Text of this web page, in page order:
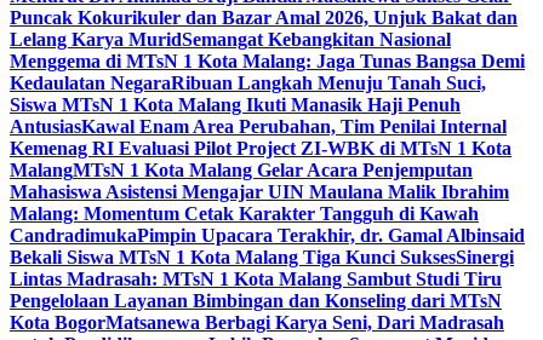
Puncak Kokurikuler dan Bazar Amal 2026, Unjuk Bakat dan
Lelang Karya MuridSemangat Kebangkitan Nasional
Menggema di MTsN 1 Kota Malang: Jaga Tunas Bangsa Demi
Kedaulatan NegaraRibuan Langkah Menuju Tanah Suci,
Siswa MTsN 1 Kota Malang Ikuti Manasik Haji Penuh
AntusiasKawal Enam Area Perubahan, Tim Penilai Internal
Kemenag RI Evaluasi Pilot Project ZI-WBK di MTsN 1 Kota
MalangMTsN 1 Kota Malang Gelar Acara Penjemputan
Mahasiswa Asistensi Mengajar UIN Maulana Malik Ibrahim
Malang: Momentum Cetak Karakter Tangguh di Kawah
CandradimukaPimpin Upacara Terakhir, dr. Gamal Albinsaid
Bekali Siswa MTsN 1 Kota Malang Tiga Kunci SuksesSinergi
Lintas Madrasah: MTsN 1 Kota Malang Sambut Studi Tiru
Pengelolaan Layanan Bimbingan dan Konseling dari MTsN
Kota BogorMatsanewa Berbagi Karya Seni, Dari Madrasah